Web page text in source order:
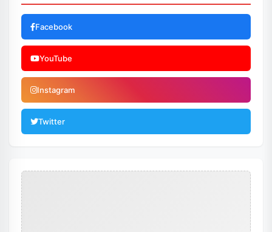
Facebook
YouTube
Instagram
Twitter